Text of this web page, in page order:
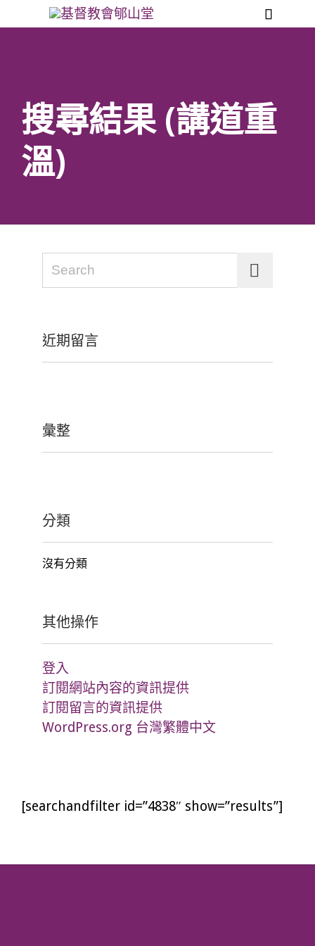

搜尋結果 (講道重
溫)
Search for:
近期留言
彙整
分類
沒有分類
其他操作
登入
訂閱網站內容的資訊提供
訂閱留言的資訊提供
WordPress.org 台灣繁體中文
[searchandfilter id=”4838″ show=”results”]